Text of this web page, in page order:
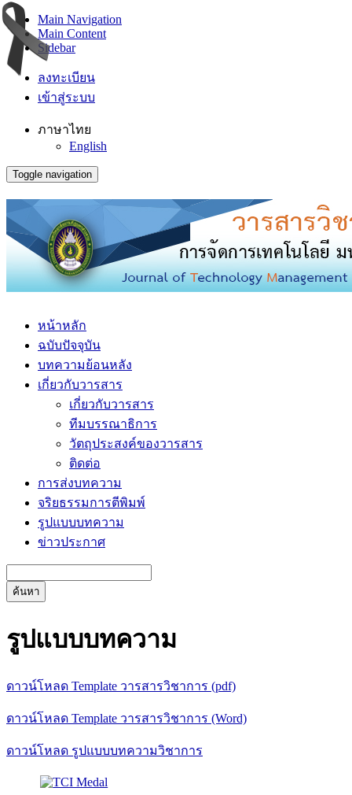
Main Navigation
Main Content
Sidebar
ลงทะเบียน
เข้าสู่ระบบ
ภาษาไทย
English
Toggle navigation
หน้าหลัก
ฉบับปัจจุบัน
บทความย้อนหลัง
เกี่ยวกับวารสาร
เกี่ยวกับวารสาร
ทีมบรรณาธิการ
วัตถุประสงค์ของวารสาร
ติดต่อ
การส่งบทความ
จริยธรรมการตีพิมพ์
รูปแบบบทความ
ข่าวประกาศ
ค้นหา
รูปแบบบทความ
ดาวน์โหลด Template วารสารวิชาการ (pdf)
ดาวน์โหลด Template วารสารวิชาการ (Word)
ดาวน์โหลด รูปแบบบทความวิชาการ